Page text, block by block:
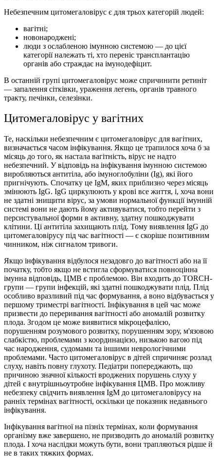
Небезпечним цитомегаловірус є для трьох категорій людей:
вагітні;
новонароджені;
люди з ослабленою імунною системою — до цієї
категорії належать ті, хто переніс трансплантацію
органів або страждає на імунодефіцит.
В останній групі цитомегаловірус може спричинити ретиніт
— запалення сітківки, ураження легень, органів травного
тракту, печінки, селезінки.
Цитомегаловірус у вагітних
Те, наскільки небезпечним є цитомегаловірус для вагітних,
визначається часом інфікування. Якщо це трапилося хоча б за
місяць до того, як настала вагітність, вірус не надто
небезпечний. У відповідь на інфікування імунною системою
виробляються антитіла, або імуноглобуліни (Ig), які його
пригнічують. Спочатку це IgM, яких приблизно через місяць
змінюють IgG. IgG циркулюють у крові все життя, і, хоча вони
не здатні знищити вірус, за умови нормальної функції імунній
системі вони не дають йому активуватися, тобто перейти з
персистувальної форми в активну, здатну пошкоджувати
клітини. Ці антитіла захищають плід. Тому виявлення IgG до
цитомегаловірусу під час вагітності — є скоріше позитивним
чинником, ніж сигналом тривоги.
Якщо інфікування відбулося незадовго до вагітності або на її
початку, тобто якщо не встигла сформуватися повноцінна
імунна відповідь, ЦМВ є проблемою. Він входить до TORCH-
групи — групи інфекцій, які здатні пошкоджувати плід. Плід
особливо вразливий під час формування, а воно відбувається у
першому триместрі вагітності. Інфікування в цей час може
призвести до переривання вагітності або аномалій розвитку
плода. Згодом це може виявитися мікроцефалією,
порушенням розумового розвитку, порушенням зору, м'язовою
слабкістю, проблемами з координацією, низькою вагою під
час народження, судомами та іншими неврологічними
проблемами. Часто цитомегаловірус в дітей спричиняє розлад
слуху, навіть повну глухоту. Педіатри попереджають, що
причиною значної кількості вроджених порушень слуху у
дітей є внутрішньоутробне інфікування ЦМВ. Про можливу
небезпеку свідчить виявлення IgM до цитомегаловірусу на
ранніх термінах вагітності, оскільки це показник недавнього
інфікування.
Інфікування вагітної на пізніх термінах, коли формування
організму вже завершено, не призводить до аномалій розвитку
плода. І хоча наслідки можуть бути, вони трапляються рідше й
не в таких тяжких формах.